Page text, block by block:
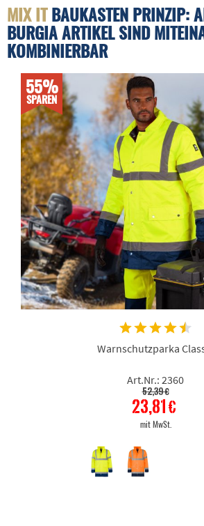
MIX ITBAUKASTEN PRINZIP:
BURGIA ARTIKEL SIND
KOMBINIERBAR
55%
SPAREN
Warnschutzparka
Art.Nr.: 2360
52,39 €
23,81 €
mit MwSt.